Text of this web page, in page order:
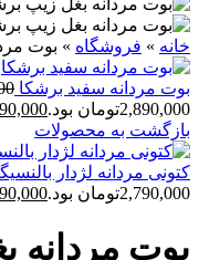
خانه » فروشگاه » بوت
بوت مردانه سفيد برشکا
2,890,000تومان بود.
بازگشت به محصولات
کتونی مردانه لژدار
2,790,000تومان بود.
بوت مردانه